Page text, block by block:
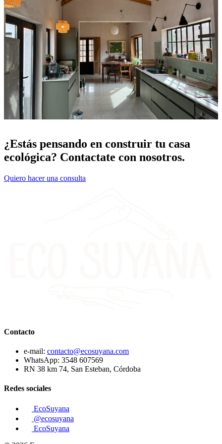
¿Estás pensando en construir tu casa
ecológica? Contactate con nosotros.
Quiero hacer una consulta
Contacto
e-mail: contacto@ecosuyana.com
WhatsApp: 3548 607569
RN 38 km 74, San Esteban, Córdoba
Redes sociales
EcoSuyana
@ecosuyana
EcoSuyana